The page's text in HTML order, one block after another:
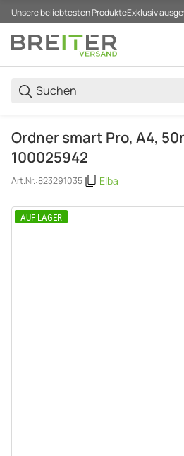
Unsere beliebtesten ProdukteExklusiv
Elba
Ordner smart Pro, A4,
100025942
Art.Nr.:823291035
AUF LAGER